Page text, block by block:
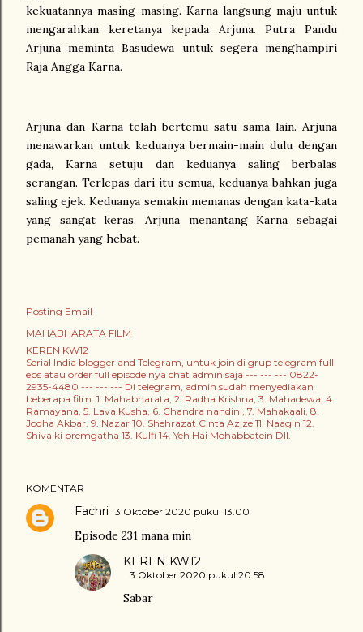
kekuatannya masing-masing. Karna langsung maju untuk
mengarahkan keretanya kepada Arjuna. Putra Pandu
Arjuna meminta Basudewa untuk segera menghampiri
Raja Angga Karna.
Arjuna dan Karna telah bertemu satu sama lain. Arjuna
menawarkan untuk keduanya bermain-main dulu dengan
gada, Karna setuju dan keduanya saling berbalas
serangan. Terlepas dari itu semua, keduanya bahkan juga
saling ejek. Keduanya semakin memanas dengan kata-kata
yang sangat keras. Arjuna menantang Karna sebagai
pemanah yang hebat.
Posting Email
MAHABHARATA FILM
KEREN KW12
Serial India blogger and Telegram, untuk join di grup telegram full
eps atau order full episode nya chat admin saja --- --- --- 0822-
2935-4480 --- --- --- Di telegram, admin sudah menyediakan
beberapa film. 1. Mahabharata, 2. Radha Krishna, 3. Mahadewa, 4.
Ramayana, 5. Lava Kusha, 6. Chandra nandini, 7. Mahakaali, 8.
Jodha Akbar. 9. Nazar 10. Shehrazat Cinta Azize 11. Naagin 12.
Shiva ki premgatha 13. Kulfi 14. Yeh Hai Mohabbatein Dll.
KOMENTAR
Fachri 3 Oktober 2020 pukul 13.00
Episode 231 mana min
KEREN KW12
3 Oktober 2020 pukul 20.58
Sabar